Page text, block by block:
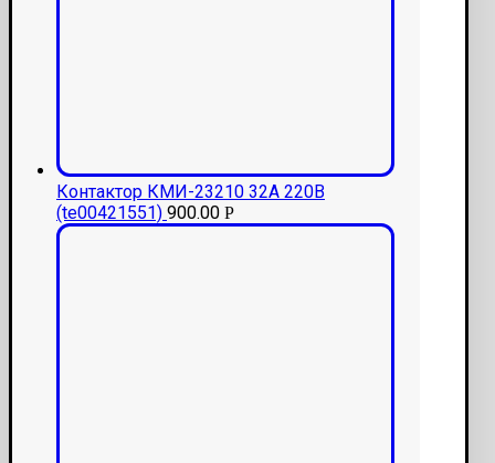
Контактор КМИ-23210 32А 220В
(te00421551) 900.00 Р